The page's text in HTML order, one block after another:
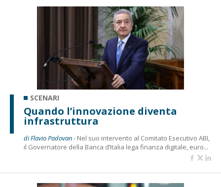
SCENARI
Quando l’innovazione diventa
infrastruttura
di Flavio Padovan - Nel suo intervento al Comitato Esecutivo ABI,
il Governatore della Banca d’Italia lega finanza digitale, euro...